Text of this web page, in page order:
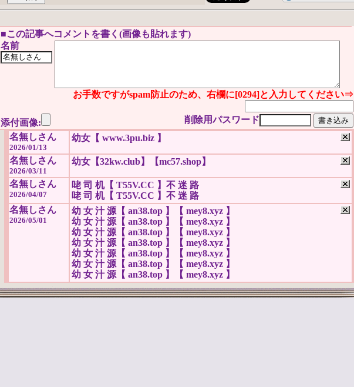
■この記事へコメントを書く(画像も貼れます)
名前
お手数ですがspam防止のため、右欄に[0294]と入力してください⇒
削除用パスワード
添付画像:
名無しさん
2026/01/13
幼女【 www.3pu.biz 】
名無しさん
2026/03/11
幼女【32kw.club】【mc57.shop】
名無しさん
2026/04/07
咾 司 机【 T55V.CC 】不 迷 路
咾 司 机【 T55V.CC 】不 迷 路
名無しさん
2026/05/01
幼 女 汁 源【 an38.top 】【 mey8.xyz 】
幼 女 汁 源【 an38.top 】【 mey8.xyz 】
幼 女 汁 源【 an38.top 】【 mey8.xyz 】
幼 女 汁 源【 an38.top 】【 mey8.xyz 】
幼 女 汁 源【 an38.top 】【 mey8.xyz 】
幼 女 汁 源【 an38.top 】【 mey8.xyz 】
幼 女 汁 源【 an38.top 】【 mey8.xyz 】